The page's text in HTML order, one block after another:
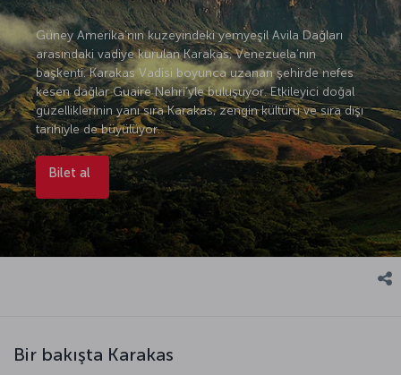
Güney Amerika’nın kuzeyindeki yemyeşil Avila Dağları
arasındaki vadiye kurulan Karakas, Venezuela’nın
başkenti. Karakas Vadisi boyunca uzanan şehirde nefes
kesen dağlar Guaire Nehri’yle buluşuyor. Etkileyici doğal
güzelliklerinin yanı sıra Karakas, zengin kültürü ve sıra dışı
tarihiyle de büyülüyor.
Bilet al
Bir bakışta Karakas